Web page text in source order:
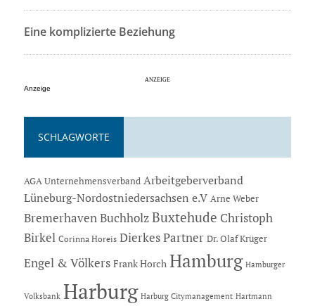
Eine komplizierte Beziehung
Anzeige
SCHLAGWORTE
AGA Unternehmensverband Arbeitgeberverband
Lüneburg-Nordostniedersachsen e.V Arne Weber
Bremerhaven Buchholz Buxtehude Christoph
Birkel Corinna Horeis Dierkes Partner Dr. Olaf Krüger
Engel & Völkers Frank Horch Hamburg Hamburger
Volksbank Harburg Harburg Citymanagement Hartmann